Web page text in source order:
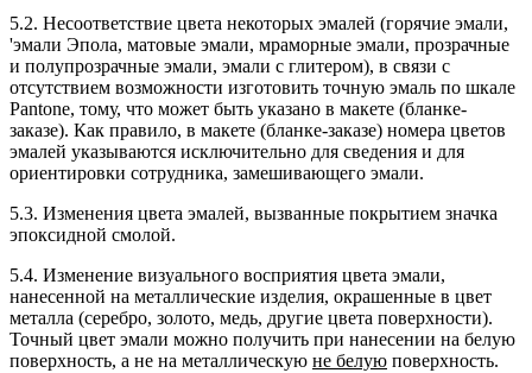
5.2. Несоответствие цвета некоторых эмалей (горячие эмали,
'эмали Эпола, матовые эмали, мраморные эмали, прозрачные
и полупрозрачные эмали, эмали с глитером), в связи с
отсутствием возможности изготовить точную эмаль по шкале
Pantone, тому, что может быть указано в макете (бланке-
заказе). Как правило, в макете (бланке-заказе) номера цветов
эмалей указываются исключительно для сведения и для
ориентировки сотрудника, замешивающего эмали.
5.3. Изменения цвета эмалей, вызванные покрытием значка
эпоксидной смолой.
5.4. Изменение визуального восприятия цвета эмали,
нанесенной на металлические изделия, окрашенные в цвет
металла (серебро, золото, медь, другие цвета поверхности).
Точный цвет эмали можно получить при нанесении на белую
поверхность, а не на металлическую не белую поверхность.